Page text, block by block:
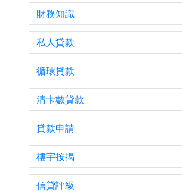
財務知識
私人貸款
循環貸款
清卡數貸款
貸款申請
樓宇按揭
信貸評級